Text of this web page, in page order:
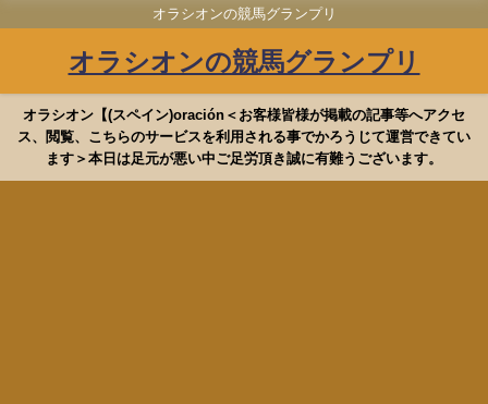
オラシオンの競馬グランプリ
オラシオンの競馬グランプリ
オラシオン【(スペイン)oración＜お客様皆様が掲載の記事等へアクセ
ス、閲覧、こちらのサービスを利用される事でかろうじて運営できてい
ます＞本日は足元が悪い中ご足労頂き誠に有難うございます。